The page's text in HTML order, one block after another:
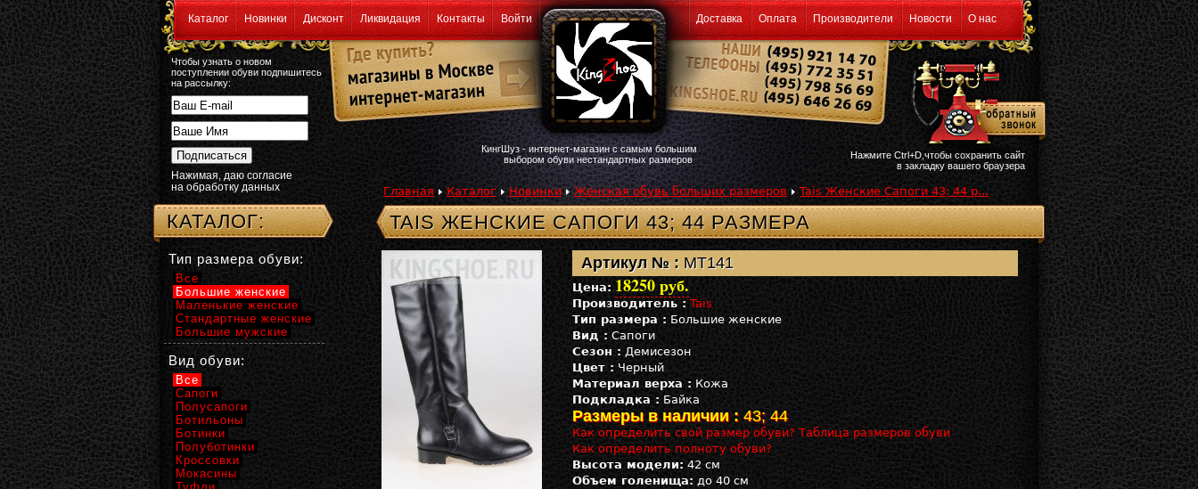
Каталог Новинки Дисконт Ликвидация Контакты Войти Доставка Оплата Производители Новости О нас
Чтобы узнать о новом
поступлении обуви подпишитесь
на рассылку:
Нажимая, даю согласие
на обработку данных
КингШуз - интернет-магазин с самым большим
выбором обуви нестандартных размеров
Нажмите Ctrl+D,чтобы сохранить сайт
в закладку вашего браузера
Главная Каталог Новинки Женская обувь больших размеров Tais Женские Сапоги 43; 44 р...
TAIS ЖЕНСКИЕ САПОГИ 43; 44 РАЗМЕРА
Артикул № : MT141
Цена: 18250 руб.
Производитель : Tais
Тип размера : Большие женские
Вид : Сапоги
Сезон : Демисезон
Цвет : Черный
Материал верха : Кожа
Подкладка : Байка
Размеры в наличии : 43; 44
Как определить свой размер обуви? Таблица размеров обуви
Как определить полноту обуви?
Высота модели: 42 см
Объем голенища: до 40 см
КАТАЛОГ:
Тип размера обуви:
Все
Большие женские
Маленькие женские
Стандартные женские
Большие мужские
Вид обуви:
Все
Сапоги
Полусапоги
Ботильоны
Ботинки
Полуботинки
Кроссовки
Мокасины